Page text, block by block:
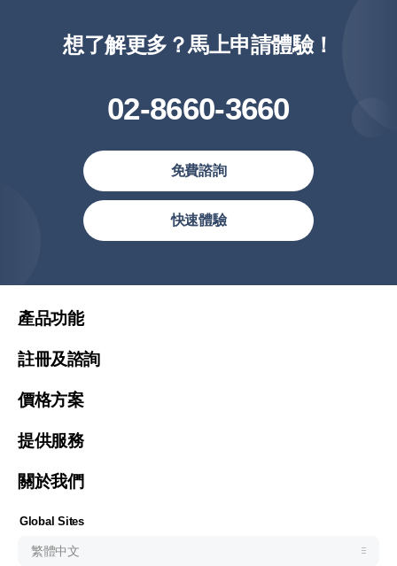
想了解更多？馬上申請體驗！
02-8660-3660
免費諮詢
快速體驗
產品功能
註冊及諮詢
價格方案
提供服務
關於我們
Global Sites
繁體中文
繁體中文
United States (English)
Việt Nam (Tiếng Việt)
한국 (한국어)
Indonesia (Bahasa Indonesia)
Philipines(English)
Узбекистан (русский)